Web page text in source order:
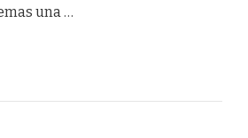
una …